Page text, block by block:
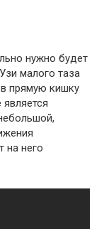
нужно будет
малого таза
прямую кишку
на него